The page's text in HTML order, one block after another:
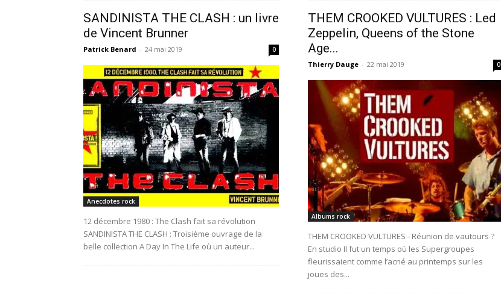
SANDINISTA THE CLASH : un livre
de Vincent Brunner
Patrick Benard - 24 mai 2019 0
Anecdotes rock
12 décembre 1980 : The Clash fait sa révolution
SANDINISTA THE CLASH : Troisième ouvrage de la
belle collection A Day In The Life où un auteur...
THEM CROOKED VULTURES : Led
Zeppelin, Queens of the Stone
Age...
Thierry Dauge - 22 mai 2019 0
Albums rock
THEM CROOKED VULTURES - Réunion de vautours ?
En studio Il fut un temps où les Supergroupes
fleurissaient comme l’acné au printemps sur les
joues des...